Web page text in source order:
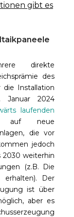
gibt es
direkte
des
die Installation
Januar 2024
laufenden
neue
die vor
jedoch
weiterhin
(z.B. Die
erhalten). Der
ist über
aber es